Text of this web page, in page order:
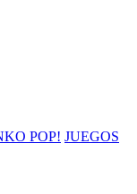
POP! JUEGOS